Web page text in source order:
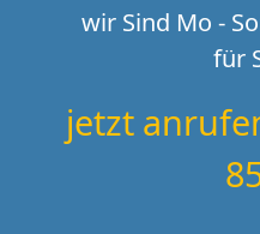
wir Sind Mo -
für
jetzt